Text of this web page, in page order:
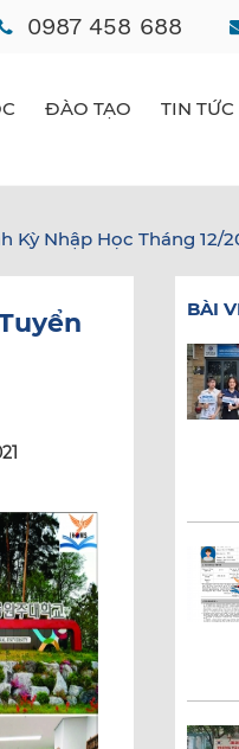
0987 458 688
ĐÀO TẠO TIN TỨC
Kỳ Nhập Học Tháng 12/
BÀI